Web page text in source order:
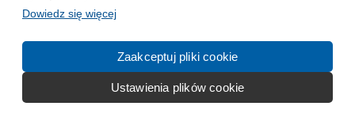
Dowiedz się więcej
Zaakceptuj pliki cookie
Ustawienia plików cookie